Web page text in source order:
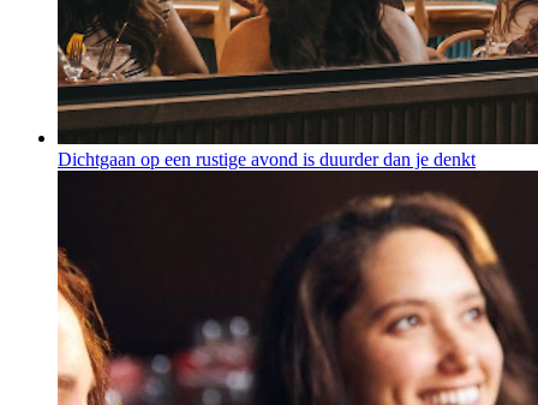
Dichtgaan op een rustige avond is duurder dan je denkt